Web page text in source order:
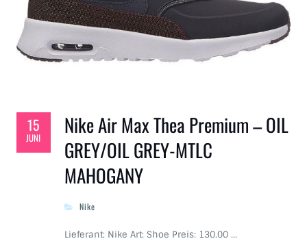
15
JUNI
Nike Air Max Thea Premium – OIL
GREY/OIL GREY-MTLC
MAHOGANY
Nike
Lieferant: Nike Art: Shoe Preis: 130.00 …